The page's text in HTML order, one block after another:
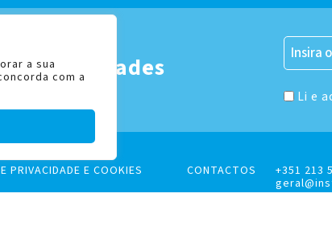
a sua
com a
as novidades
Li e
PRIVACIDADE E COOKIES CONTACTOS
+351 213
Rua